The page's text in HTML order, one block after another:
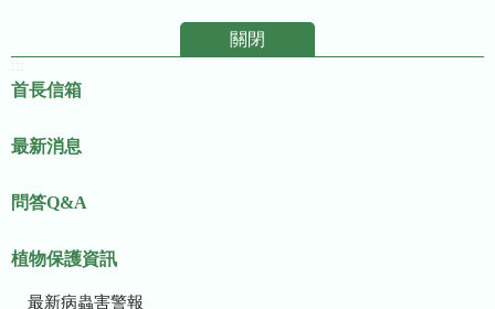
關閉
首長信箱
最新消息
問答Q&A
植物保護資訊
最新病蟲害警報